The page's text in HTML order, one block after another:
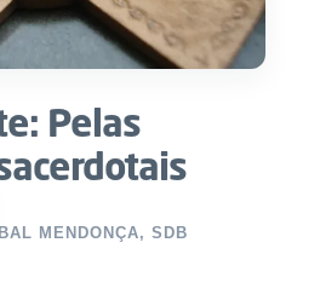
Pelas
MENDONÇA, SDB